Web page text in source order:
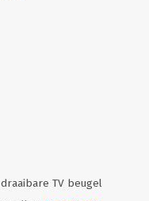
TV beugel